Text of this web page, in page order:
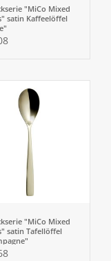
"MiCo Mixed
satin Kaffeelöffel
"MiCo Mixed
satin Tafellöffel